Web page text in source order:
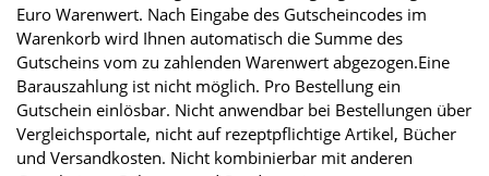
Euro Warenwert. Nach Eingabe des Gutscheincodes im
Warenkorb wird Ihnen automatisch die Summe des
Gutscheins vom zu zahlenden Warenwert abgezogen.Eine
Barauszahlung ist nicht möglich. Pro Bestellung ein
Gutschein einlösbar. Nicht anwendbar bei Bestellungen über
Vergleichsportale, nicht auf rezeptpflichtige Artikel, Bücher
und Versandkosten. Nicht kombinierbar mit anderen